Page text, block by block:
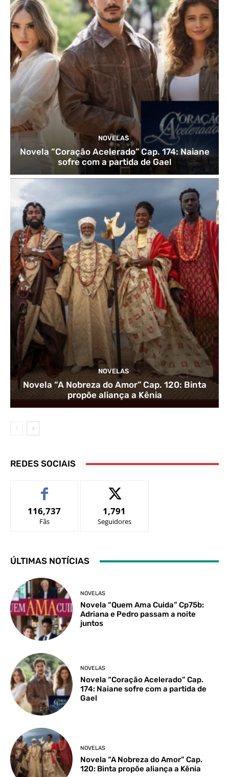
NOVELAS
Novela “Coração Acelerado” Cap. 174: Naiane
sofre com a partida de Gael
NOVELAS
Novela “A Nobreza do Amor” Cap. 120: Binta
propõe aliança a Kênia
REDES SOCIAIS
116,737
Fãs
1,791
Seguidores
ÚLTIMAS NOTÍCIAS
NOVELAS
Novela “Quem Ama Cuida” Cp75b:
Adriana e Pedro passam a noite
juntos
NOVELAS
Novela “Coração Acelerado” Cap.
174: Naiane sofre com a partida de
Gael
NOVELAS
Novela “A Nobreza do Amor” Cap.
120: Binta propõe aliança a Kênia